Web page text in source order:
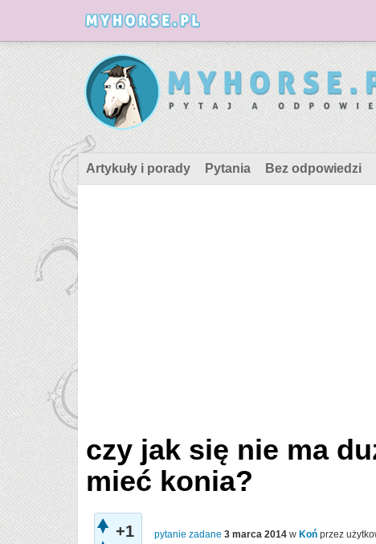
Artykuły i porady Pytania Bez odpowiedzi
czy jak się nie ma
mieć konia?
+1 pytanie zadane 3 marca 2014 w Koń przez